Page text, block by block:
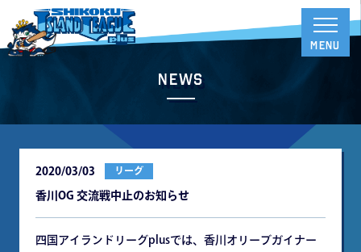
News
2020/03/03 リーグ
香川OG 交流戦中止のお知らせ
四国アイランドリーグplusでは、香川オリーブガイナー